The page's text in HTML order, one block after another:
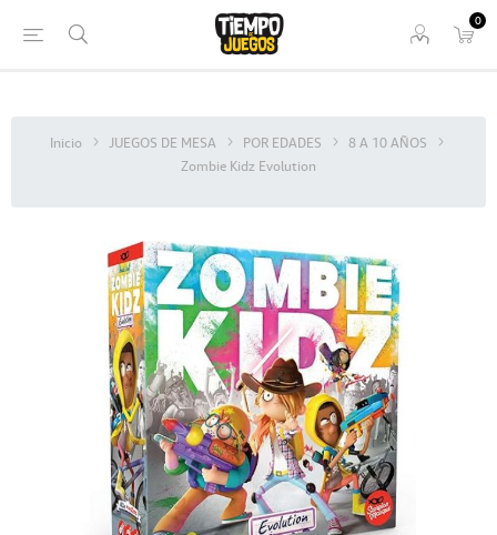
0
Inicio JUEGOS DE MESA POR EDADES
8 A 10 AÑOS
Zombie Kidz Evolution